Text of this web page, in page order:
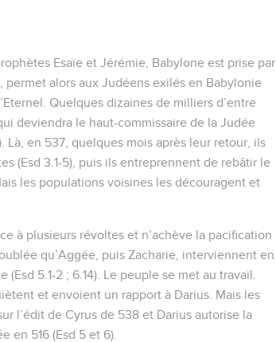
Esaïe et Jérémie, Babylone est prise par
permet alors aux Judéens exilés en Babylonie
Quelques dizaines de milliers d’entre
deviendra le haut-commissaire de la Judée
Là, en 537, quelques mois après leur retour, ils
(Esd 3.1-5), puis ils entreprennent de rebâtir le
les populations voisines les découragent et
à plusieurs révoltes et n’achève la pacification
qu’Aggée, puis Zacharie, interviennent en
5.1-2 ; 6.14). Le peuple se met au travail.
et envoient un rapport à Darius. Mais les
l’édit de Cyrus de 538 et Darius autorise la
en 516 (Esd 5 et 6).